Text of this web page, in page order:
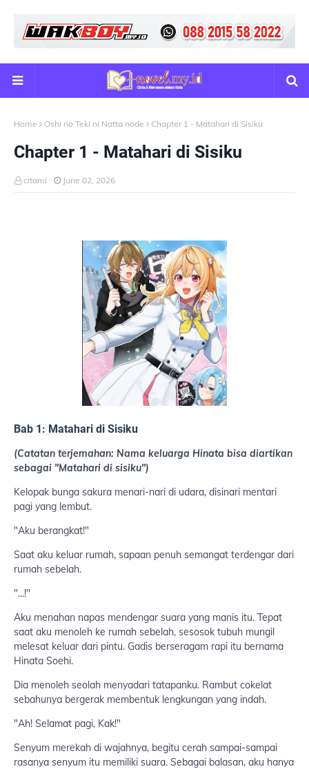
Home Oshi no Teki ni Natta node Chapter 1 - Matahari di Sisiku
Chapter 1 - Matahari di Sisiku
citami June 02, 2026
Bab 1: Matahari di Sisiku
(Catatan terjemahan: Nama keluarga Hinata bisa diartikan
sebagai "Matahari di sisiku")
Kelopak bunga sakura menari-nari di udara, disinari mentari
pagi yang lembut.
"Aku berangkat!"
Saat aku keluar rumah, sapaan penuh semangat terdengar dari
rumah sebelah.
"...!"
Aku menahan napas mendengar suara yang manis itu. Tepat
saat aku menoleh ke rumah sebelah, sesosok tubuh mungil
melesat keluar dari pintu. Gadis berseragam rapi itu bernama
Hinata Soehi.
Dia menoleh seolah menyadari tatapanku. Rambut cokelat
sebahunya bergerak membentuk lengkungan yang indah.
"Ah! Selamat pagi, Kak!"
Senyum merekah di wajahnya, begitu cerah sampai-sampai
rasanya senyum itu memiliki suara. Sebagai balasan, aku hanya